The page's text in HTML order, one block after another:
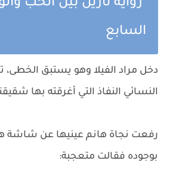
رواية نارين بين الحب
السابع
دخل مراد الفيلا وهو يستبق الخطى،
النسائي النفاذ التي أغرقته بها
رفعت نجاة هانم عينيها عن شاشة
بوجوده فقالت متعجبة: